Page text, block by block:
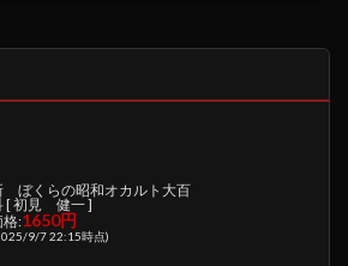
ぼくらの昭和オカルト大百
[ 初見 健一 ]
格:1650円
9/7 22:15時点)